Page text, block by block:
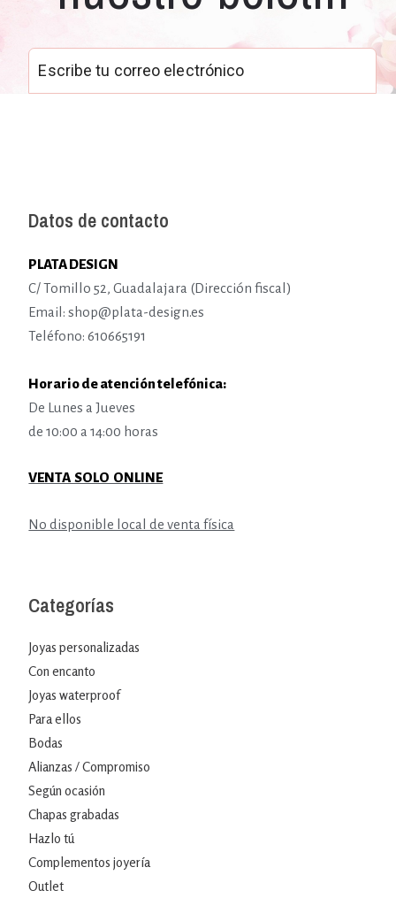
Datos de contacto
PLATA DESIGN
C/ Tomillo 52, Guadalajara (Dirección fiscal)
Email: shop@plata-design.es
Teléfono: 610665191
Horario de atención telefónica:
De Lunes a Jueves
de 10:00 a 14:00 horas
VENTA SOLO ONLINE
No disponible local de venta física
Categorías
Joyas personalizadas
Con encanto
Joyas waterproof
Para ellos
Bodas
Alianzas / Compromiso
Según ocasión
Chapas grabadas
Hazlo tú
Complementos joyería
Outlet